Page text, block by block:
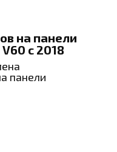
на панели
с 2018
панели